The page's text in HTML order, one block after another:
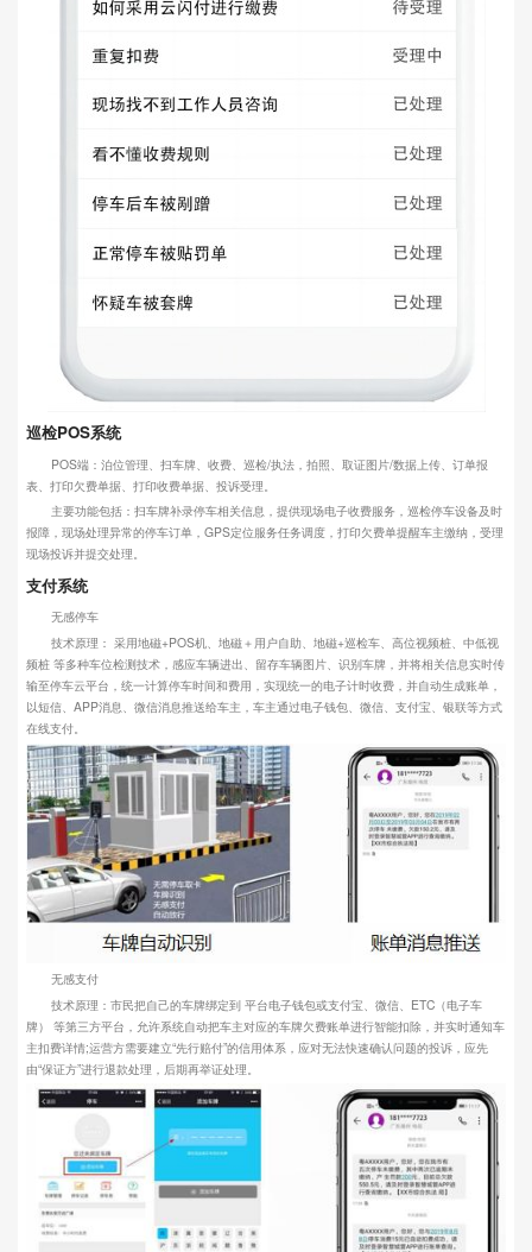
巡检POS系统
POS端：泊位管理、扫车牌、收费、巡检/执法，拍照、取证图片/数据上传、订单报
表、打印欠费单据、打印收费单据、投诉受理。
主要功能包括：扫车牌补录停车相关信息，提供现场电子收费服务，巡检停车设备及时
报障，现场处理异常的停车订单，GPS定位服务任务调度，打印欠费单提醒车主缴纳，受理
现场投诉并提交处理。
支付系统
无感停车
技术原理： 采用地磁+POS机、地磁＋用户自助、地磁+巡检车、高位视频桩、中低视
频桩 等多种车位检测技术，感应车辆进出、留存车辆图片、识别车牌，并将相关信息实时传
输至停车云平台，统一计算停车时间和费用，实现统一的电子计时收费，并自动生成账单，
以短信、APP消息、微信消息推送给车主，车主通过电子钱包、微信、支付宝、银联等方式
在线支付。
无感支付
技术原理：市民把自己的车牌绑定到 平台电子钱包或支付宝、微信、ETC（电子车
牌） 等第三方平台，允许系统自动把车主对应的车牌欠费账单进行智能扣除，并实时通知车
主扣费详情;运营方需要建立“先行赔付”的信用体系，应对无法快速确认问题的投诉，应先
由“保证方”进行退款处理，后期再举证处理。